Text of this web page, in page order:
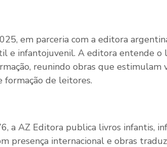
em parceria com a editora
e infantojuvenil. A editora entende o
reunindo obras que estimulam
formação de leitores.
a AZ Editora publica livros infantis,
presença internacional e obras